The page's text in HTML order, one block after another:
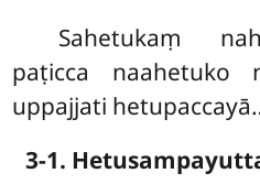
Sahetukaṃ
paṭicca naahetuko
uppajjati
3-1.